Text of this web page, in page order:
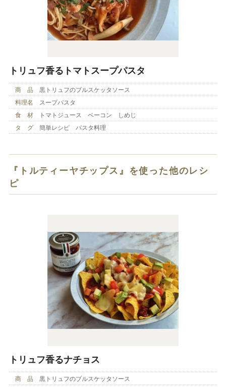
トリュフ香るトマトスープパスタ
商 品
黒トリュフのブルスケッタソース
料理名
スープパスタ
食 材
トマトジュース ベーコン しめじ
タ グ
簡単レシピ パスタ料理
『トルティーヤチップス』を使った他のレシ
ピ
トリュフ香るナチョス
商 品
黒トリュフのブルスケッタソース